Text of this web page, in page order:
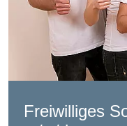
Freiwilliges